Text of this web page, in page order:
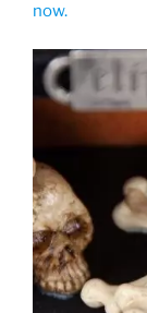
now.